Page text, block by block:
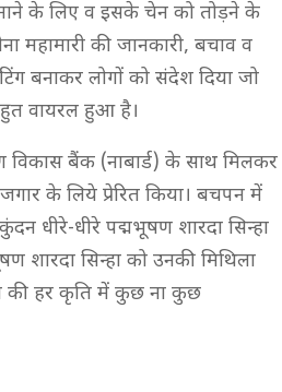
के लिए व इसके चेन को तोड़ने के
महामारी की जानकारी, बचाव व
बनाकर लोगों को संदेश दिया जो
वायरल हुआ है।
विकास बैंक (नाबार्ड) के साथ मिलकर
के लिये प्रेरित किया। बचपन में
धीरे-धीरे पद्मभूषण शारदा सिन्हा
शारदा सिन्हा को उनकी मिथिला
की हर कृति में कुछ ना कुछ